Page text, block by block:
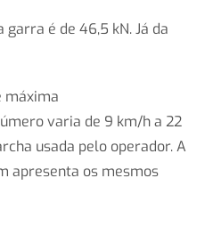
garra é de 46,5 kN. Já da
máxima
varia de 9 km/h a 22
usada pelo operador. A
apresenta os mesmos